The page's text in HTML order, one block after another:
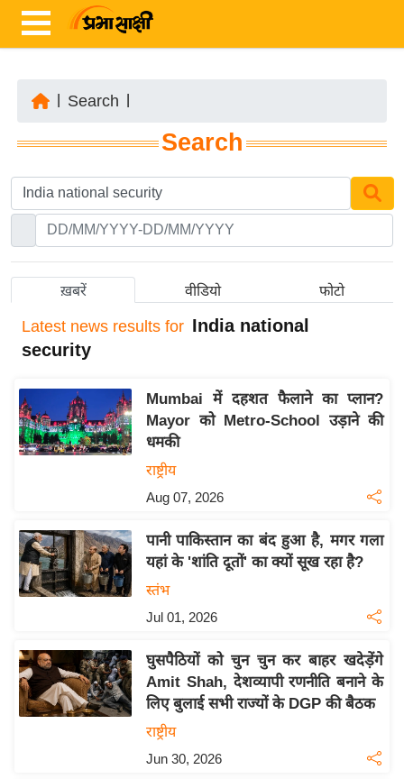
ज़ा
ख
र
ष्ट्री
अं
त
ष्ट्री
य
बि
उ
द्यो
ग
त
वि
शे
Search
Search
ख़बरें वीडियो फोटो
Latest news results for India national
security
Mumbai में दहशत फैलाने का प्लान?
Mayor को Metro-School उड़ाने की
धमकी
राष्ट्रीय
Aug 07, 2026
पानी पाकिस्तान का बंद हुआ है, मगर गला
यहां के 'शांति दूतों' का क्यों सूख रहा है?
स्तंभ
Jul 01, 2026
घुसपैठियों को चुन चुन कर बाहर खदेड़ेंगे
Amit Shah, देशव्यापी रणनीति बनाने के
लिए बुलाई सभी राज्यों के DGP की बैठक
राष्ट्रीय
Jun 30, 2026